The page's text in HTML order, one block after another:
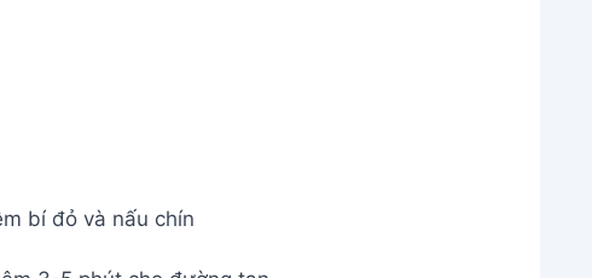
bắp thơm ngon, giòn và không bị đắng